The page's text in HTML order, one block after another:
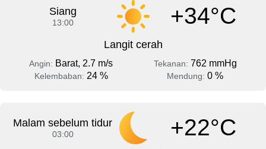
Siang
13:00 +34°C
Langit cerah
Angin: Barat, 2.7 m/s Tekanan: 762 mmHg
Kelembaban: 24 % Mendung: 0 %
Malam sebelum tidur
03:00 +22°C